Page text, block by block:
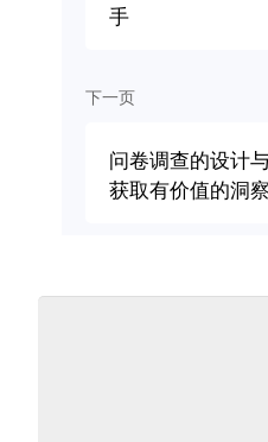
手
下一页
问卷调查的设计
获取有价值的洞